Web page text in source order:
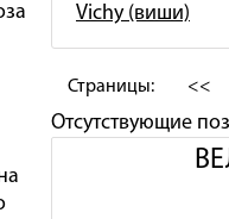
Vichy (виши)
Страницы: <<
Отсутствующие